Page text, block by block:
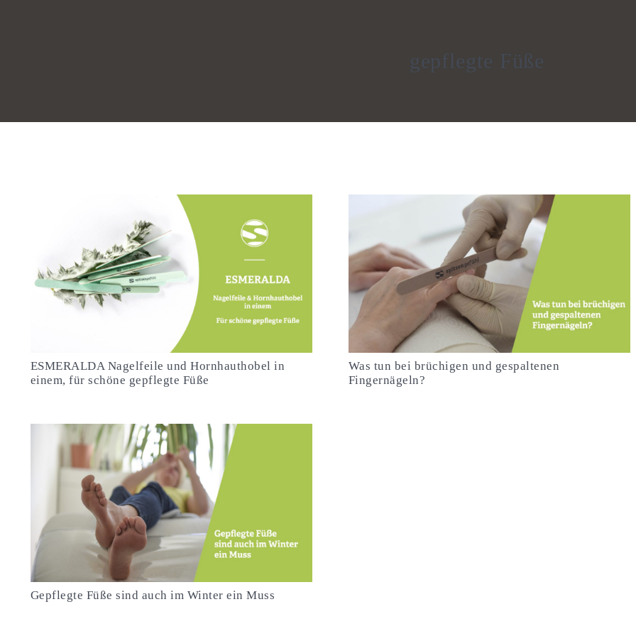
gepflegte Füße
ESMERALDA Nagelfeile und Hornhauthobel in
einem, für schöne gepflegte Füße
Was tun bei brüchigen und gespaltenen
Fingernägeln?
Gepflegte Füße sind auch im Winter ein Muss